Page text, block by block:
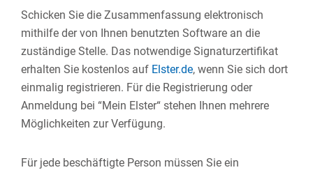
Schicken Sie die Zusammenfassung elektronisch
mithilfe der von Ihnen benutzten Software an die
zuständige Stelle. Das notwendige Signaturzertifikat
erhalten Sie kostenlos auf Elster.de, wenn Sie sich dort
einmalig registrieren. Für die Registrierung oder
Anmeldung bei “Mein Elster“ stehen Ihnen mehrere
Möglichkeiten zur Verfügung.
Für jede beschäftigte Person müssen Sie ein